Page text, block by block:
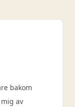
bakom
av